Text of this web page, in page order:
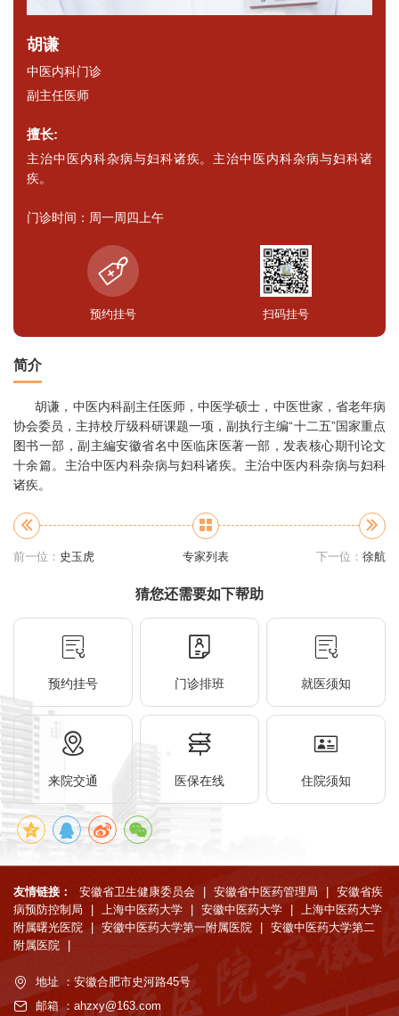
胡谦
中医内科门诊
副主任医师
擅长:
主治中医内科杂病与妇科诸疾。主治中医内科杂病与妇科诸
疾。
门诊时间：周一周四上午
预约挂号 扫码挂号
简介
胡谦，中医内科副主任医师，中医学硕士，中医世家，省老年病
协会委员，主持校厅级科研课题一项，副执行主编“十二五”国家重点
图书一部，副主編安徽省名中医临床医著一部，发表核心期刊论文
十余篇。主治中医内科杂病与妇科诸疾。主治中医内科杂病与妇科
诸疾。
前一位： 史玉虎 专家列表 下一位： 徐航
猜您还需要如下帮助
预约挂号 门诊排班 就医须知
来院交通 医保在线 住院须知
友情链接： 安徽省卫生健康委员会 安徽省中医药管理局
安徽省疾
病预防控制局
上海中医药大学 安徽中医药大学
上海中医药大学
附属曙光医院
安徽中医药大学第一附属医院
安徽中医药大学第二
附属医院
地址 ：安徽合肥市史河路45号
邮箱 ：ahzxy@163.com